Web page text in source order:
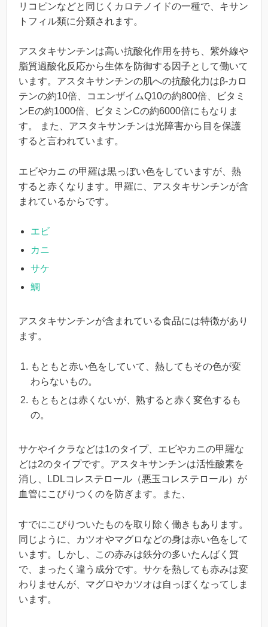
リコピンなどと同じくカロテノイドの一種で、キサン
トフィル類に分類されます。
アスタキサンチンは高い抗酸化作用を持ち、紫外線や
脂質過酸化反応から生体を防御する因子として働いて
います。アスタキサンチンの肌への抗酸化力はβ-カロ
テンの約10倍、コエンザイムQ10の約800倍、ビタミ
ンEの約1000倍、ビタミンCの約6000倍にもなりま
す。 また、アスタキサンチンは光障害から目を保護
すると言われています。
エビやカニ の甲羅は黒っぼい色をしていますが、熱
すると赤くなります。甲羅に、アスタキサンチンが含
まれているからです。
エビ
カニ
サケ
鯛
アスタキサンチンが含まれている食品には特徴があり
ます。
もともと赤い色をしていて、熱してもその色が変
わらないもの。
もともとは赤くないが、熟すると赤く変色するも
の。
サケやイクラなどは1のタイプ、エビやカニの甲羅な
どは2のタイプです。アスタキサンチンは活性酸素を
消し、LDLコレステロール（悪玉コレステロール）が
血管にこびりつくのを防ぎます。また、
すでにこびりついたものを取り除く働きもあります。
同じように、カツオやマグロなどの身は赤い色をして
います。しかし、この赤みは鉄分の多いたんばく質
で、まったく違う成分です。サケを熱しても赤みは変
わりませんが、マグロやカツオは自っぼくなってしま
います。